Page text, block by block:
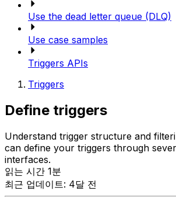
Use the dead letter queue (DLQ)
Use case samples
Triggers APIs
Triggers
Define triggers
Understand trigger structure and
can define your triggers through
interfaces.
읽는 시간 1분
최근 업데이트: 4달 전